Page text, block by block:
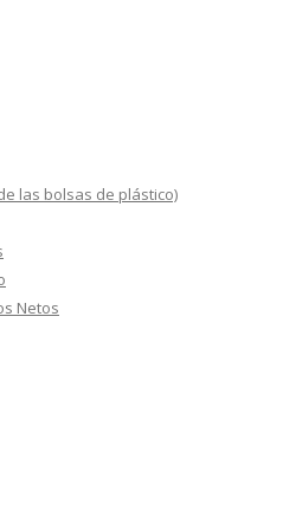
las bolsas de plástico)
Netos